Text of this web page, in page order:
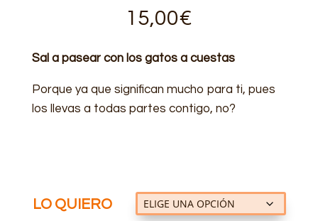
15,00€
Sal a pasear con los gatos a cuestas
Porque ya que significan mucho para ti, pues
los llevas a todas partes contigo, no?
LO QUIERO